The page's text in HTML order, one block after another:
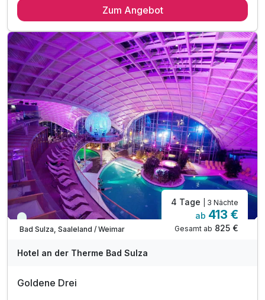
3 x reichhaltiges Frühstück
nach Wahl des Küchenchefs am Anreisetag
1 x wärmender Punsch an der Hotelbar
1 x lockernde Fangopackung (20 min)
inkl. Willkommensgruß bei Anreise auf dem Zimmer
inkl. Leihbademantel für Ihren Aufenthalt
inkl. Nutzung der Toskana Therme mit Sauna
(am Anreisetag ab 14 Uhr / nicht am Abreisetag)
Zum Angebot
Immer verfügbar
Bad Sulza, Saaleland / Weimar
4 Tage | 3 Nächte
ab 413 €
Gesamt ab 825 €
Hotel an der Therme Bad Sulza
Goldene Drei